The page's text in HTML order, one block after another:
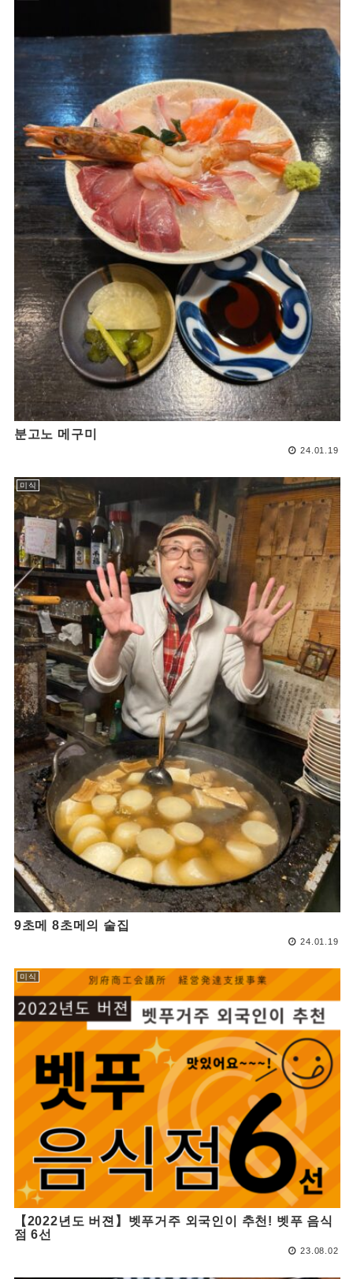
분고노 메구미
24.01.19
미식
9초메 8초메의 술집
24.01.19
미식
【2022년도 버젼】벳푸거주 외국인이 추천! 벳푸 음식
점 6선
23.08.02